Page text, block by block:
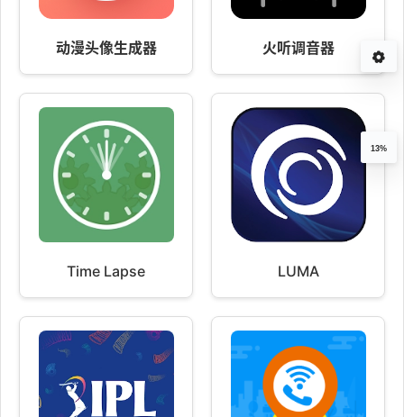
动漫头像生成器 火听调音器
Time Lapse LUMA
13%